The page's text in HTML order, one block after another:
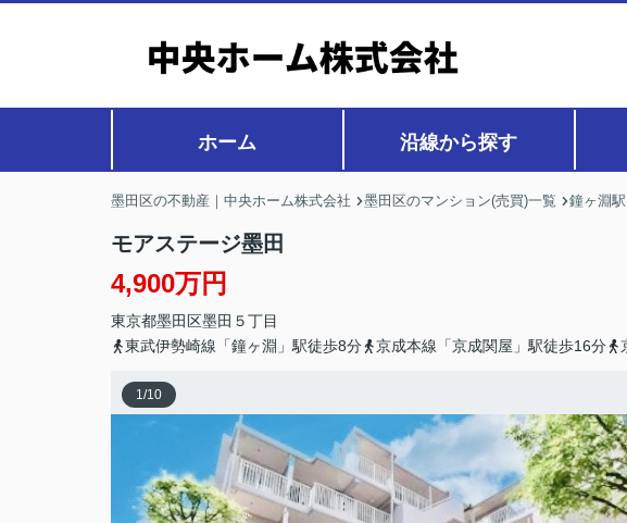
ホーム 沿線から探す
墨田区の不動産｜中央ホーム株式会社 墨田区のマンション(売買)一覧 鐘ヶ淵駅
モアステージ墨田
4,900万円
東京都墨田区墨田 ５丁目
東武伊勢崎線「鐘ヶ淵」駅徒歩8分
京成本線「京成関屋」駅徒歩16分
1/10